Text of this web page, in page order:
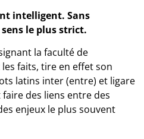
intelligent. Sans
le plus strict.
la faculté de
faits, tire en effet son
latins inter (entre) et ligare
des liens entre des
enjeux le plus souvent